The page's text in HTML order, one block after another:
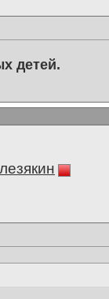
детей.